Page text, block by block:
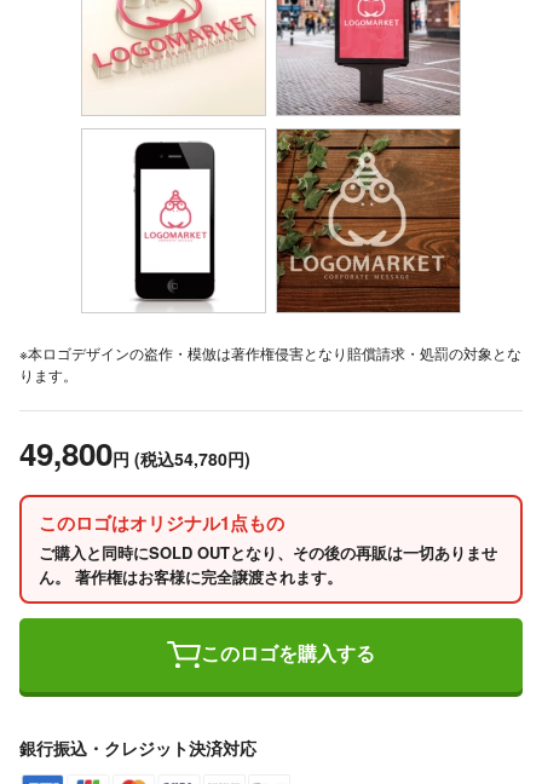
※本ロゴデザインの盗作・模倣は著作権侵害となり賠償請求・処罰の対象とな
ります。
49,800円 (税込54,780円)
このロゴはオリジナル1点もの
ご購入と同時にSOLD OUTとなり、その後の再販は一切ありませ
ん。 著作権はお客様に完全譲渡されます。
このロゴを購入する
銀行振込・クレジット決済対応